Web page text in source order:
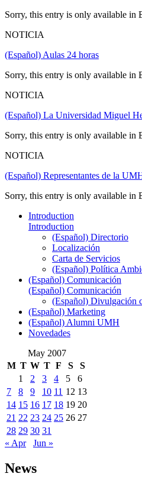
Sorry, this entry is only available in
NOTICIA
(Español) Aulas 24 horas
Sorry, this entry is only available in
NOTICIA
(Español) La Universidad Miguel
Sorry, this entry is only available in
NOTICIA
(Español) Representantes de la
Sorry, this entry is only available in
Introduction
Introduction
(Español) Directorio
Localización
Carta de Servicios
(Español) Política
(Español) Comunicación
(Español) Comunicación
(Español) Divulgación
(Español) Marketing
(Español) Alumni UMH
Novedades
May 2007
M T W T F S
S
1
2 3 4 5
6
7
8 9 10 11 12 13
14 15 16 17 18 19 20
21 22 23 24 25 26 27
28 29 30 31
« Apr
Jun »
News